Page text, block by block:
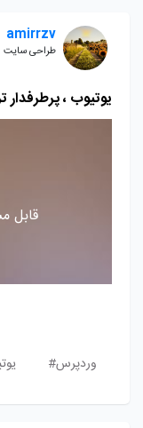
amirrzv
طراحی سایت
یوتیوب ، پرطرفدار
قابل
وردپرس#